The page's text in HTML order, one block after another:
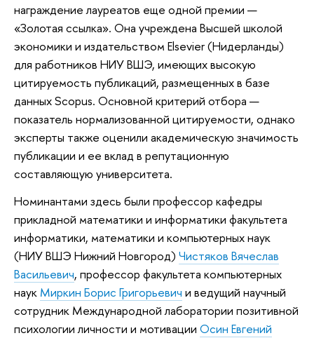
награждение лауреатов еще одной премии —
«Золотая ссылка». Она учреждена Высшей школой
экономики и издательством Elsevier (Нидерланды)
для работников НИУ ВШЭ, имеющих высокую
цитируемость публикаций, размещенных в базе
данных Scopus. Основной критерий отбора —
показатель нормализованной цитируемости, однако
эксперты также оценили академическую значимость
публикации и ее вклад в репутационную
составляющую университета.
Номинантами здесь были профессор кафедры
прикладной математики и информатики факультета
информатики, математики и компьютерных наук
(НИУ ВШЭ Нижний Новгород) Чистяков Вячеслав
Васильевич, профессор факультета компьютерных
наук Миркин Борис Григорьевич и ведущий научный
сотрудник Международной лаборатории позитивной
психологии личности и мотивации Осин Евгений